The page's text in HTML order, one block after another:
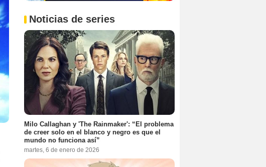
Noticias de series
Milo Callaghan y 'The Rainmaker': “El problema
de creer solo en el blanco y negro es que el
mundo no funciona así”
martes, 6 de enero de 2026